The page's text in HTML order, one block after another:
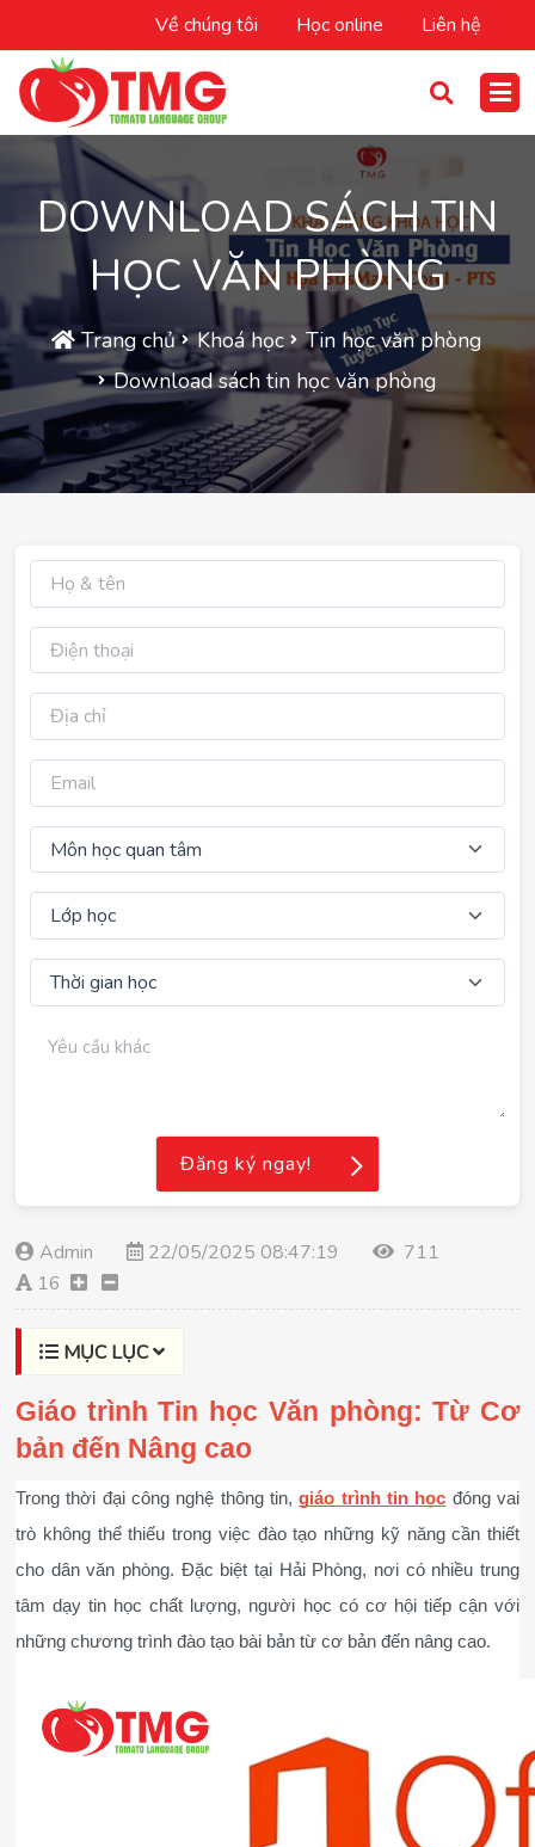
Về chúng tôi Học online Liên hệ
DOWNLOAD SÁCH TIN
HỌC VĂN PHÒNG
Trang chủ Khoá học
Tin học văn phòng
Download sách tin học văn phòng
Admin 22/05/2025 08:47:19
711
16
MỤC LỤC
Giáo trình Tin học Văn phòng: Từ Cơ
bản đến Nâng cao
Trong thời đại công nghệ thông tin, giáo trình tin học đóng vai
trò không thể thiếu trong việc đào tạo những kỹ năng cần thiết
cho dân văn phòng. Đặc biệt tại Hải Phòng, nơi có nhiều trung
tâm dạy tin học chất lượng, người học có cơ hội tiếp cận với
những chương trình đào tạo bài bản từ cơ bản đến nâng cao.
Đăng ký ngay!